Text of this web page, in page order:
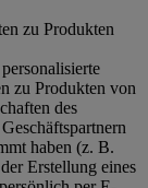
zu Produkten
zu Produkten von
des
haben (z. B.
Erstellung eines